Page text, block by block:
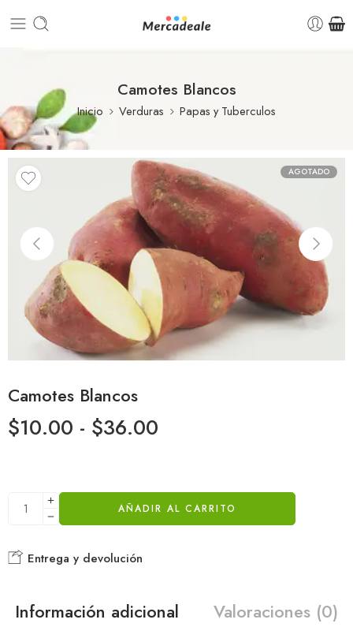
Camotes Blancos
Inicio Verduras Papas y Tuberculos
AGOTADO
Camotes Blancos
$10.00 - $36.00
AÑADIR AL CARRITO
Entrega y devolución
Información adicional Valoraciones (0)